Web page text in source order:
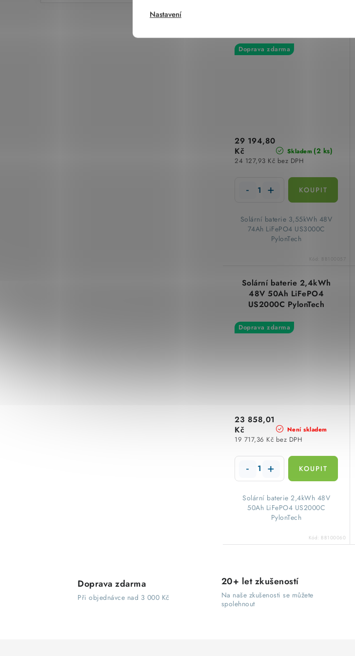
Nastavení
Doprava zdarma
Skladem (2 ks)
24 127,93 Kč bez DPH
29 194,80
Kč
​ Solární baterie 3,55kWh 48V
74Ah LiFePO4 US3000C
PylonTech
Kód: BB100057
Solární baterie 2,4kWh
48V 50Ah LiFePO4
US2000C PylonTech
Doprava zdarma
Není skladem
19 717,36 Kč bez DPH
23 858,01
Kč
Solární baterie 2,4kWh 48V
50Ah LiFePO4 US2000C
PylonTech
Kód: BB100060
O
v
Doprava zdarma
Při objednávce nad 3 000 Kč
20+ let zkušeností
Na naše zkušenosti se můžete
spolehnout